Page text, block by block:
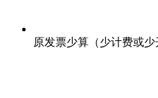
原发票少算（少计费或少